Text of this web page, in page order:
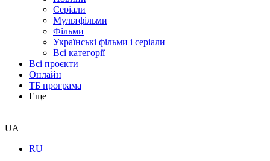
Серіали
Мультфільми
Фільми
Українські фільми і серіали
Всі категорії
Всі проєкти
Онлайн
ТБ програма
Еще
UA
RU